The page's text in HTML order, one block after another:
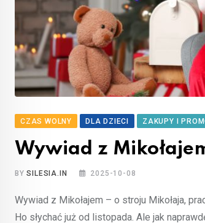
CZAS WOLNY DLA DZIECI ZAKUPY I
Wywiad z
BYSILESIA.IN 2025-10-08
Wywiad z Mikołajem – o stroju Mikołaja,
Ho słychać już od listopada. Ale jak